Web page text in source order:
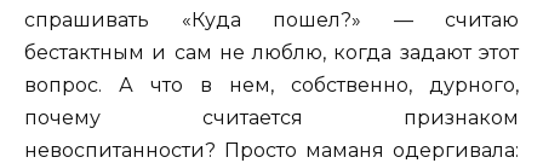
спрашивать «Куда пошел?» — считаю
бестактным и сам не люблю, когда задают этот
вопрос. А что в нем, собственно, дурного,
почему считается признаком
невоспитанности? Просто маманя одергивала: